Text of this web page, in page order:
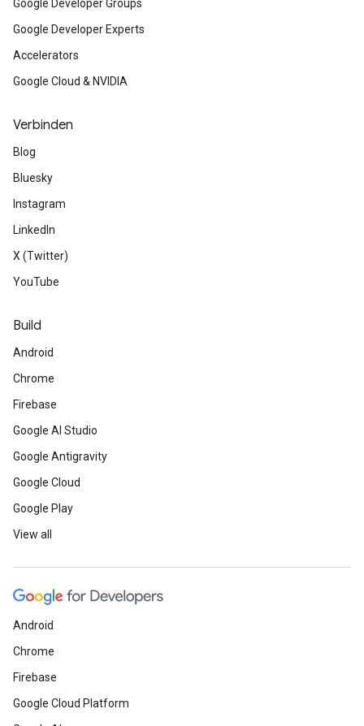
Google Developer Groups
Google Developer Experts
Accelerators
Google Cloud & NVIDIA
Verbinden
Blog
Bluesky
Instagram
LinkedIn
X (Twitter)
YouTube
Build
Android
Chrome
Firebase
Google AI Studio
Google Antigravity
Google Cloud
Google Play
View all
Android
Chrome
Firebase
Google Cloud Platform